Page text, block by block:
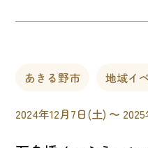
あきる野市 地域イ
2024年12月7日(土) 〜